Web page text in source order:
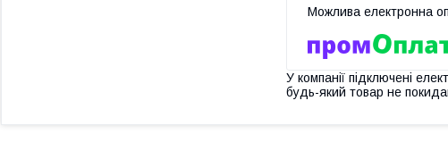
У компанії підключені
будь-який товар не